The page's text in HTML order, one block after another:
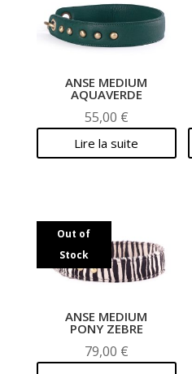
ANSE MEDIUM
AQUAVERDE
55,00 €
Lire la suite
Out of
Stock
ANSE MEDIUM
PONY ZEBRE
79,00 €